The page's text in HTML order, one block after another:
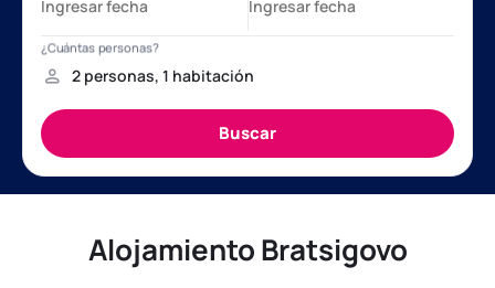
Alojamiento Bratsigovo